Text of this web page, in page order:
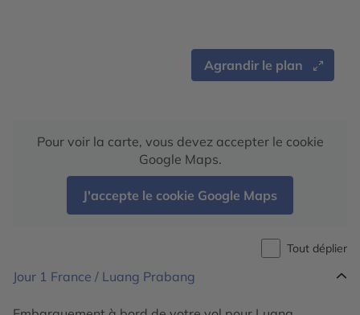
Agrandir le plan
Pour voir la carte, vous devez accepter le cookie
Google Maps.
J'accepte le cookie Google Maps
Tout déplier
Jour 1 France / Luang Prabang